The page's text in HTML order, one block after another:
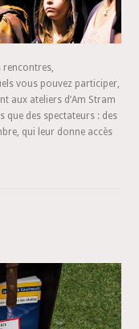
rencontres,
vous pouvez participer,
aux ateliers d’Am Stram
que des spectateurs : des
qui leur donne accès